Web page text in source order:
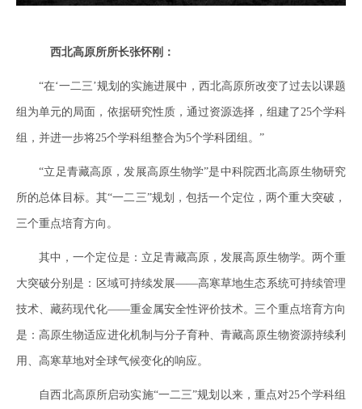
西北高原所所长张怀刚：
“在‘一二三’规划的实施进展中，西北高原所改变了过去以课题
组为单元的局面，依据研究性质，通过资源选择，组建了25个学科
组，并进一步将25个学科组整合为5个学科团组。”
“立足青藏高原，发展高原生物学”是中科院西北高原生物研究
所的总体目标。其“一二三”规划，包括一个定位，两个重大突破，
三个重点培育方向。
其中，一个定位是：立足青藏高原，发展高原生物学。两个重
大突破分别是：区域可持续发展——高寒草地生态系统可持续管理
技术、藏药现代化——重金属安全性评价技术。三个重点培育方向
是：高原生物适应进化机制与分子育种、青藏高原生物资源持续利
用、高寒草地对全球气候变化的响应。
自西北高原所启动实施“一二三”规划以来，重点对25个学科组